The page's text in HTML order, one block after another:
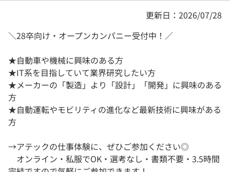
更新日：2026/07/28
＼28卒向け・オープンカンパニー受付中！／
★自動車や機械に興味のある方
★IT系を目指していて業界研究したい方
★メーカーの「製造」より「設計」「開発」に興味のある
方
★自動運転やモビリティの進化など最新技術に興味がある
方
→アテックの仕事体験に、ぜひご参加ください◎
オンライン・私服でOK・選考なし・書類不要・3.5時間